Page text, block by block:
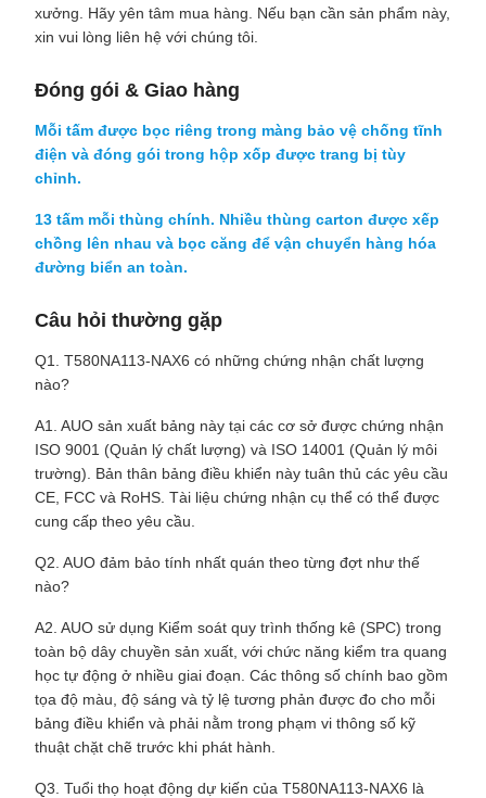
xưởng. Hãy yên tâm mua hàng. Nếu bạn cần sản phẩm này,
xin vui lòng liên hệ với chúng tôi.
Đóng gói & Giao hàng
Mỗi tấm được bọc riêng trong màng bảo vệ chống tĩnh
điện và đóng gói trong hộp xốp được trang bị tùy
chỉnh.
13 tấm mỗi thùng chính. Nhiều thùng carton được xếp
chồng lên nhau và bọc căng để vận chuyển hàng hóa
đường biển an toàn.
Câu hỏi thường gặp
Q1. T580NA113-NAX6 có những chứng nhận chất lượng
nào?
A1. AUO sản xuất bảng này tại các cơ sở được chứng nhận
ISO 9001 (Quản lý chất lượng) và ISO 14001 (Quản lý môi
trường). Bản thân bảng điều khiển này tuân thủ các yêu cầu
CE, FCC và RoHS. Tài liệu chứng nhận cụ thể có thể được
cung cấp theo yêu cầu.
Q2. AUO đảm bảo tính nhất quán theo từng đợt như thế
nào?
A2. AUO sử dụng Kiểm soát quy trình thống kê (SPC) trong
toàn bộ dây chuyền sản xuất, với chức năng kiểm tra quang
học tự động ở nhiều giai đoạn. Các thông số chính bao gồm
tọa độ màu, độ sáng và tỷ lệ tương phản được đo cho mỗi
bảng điều khiển và phải nằm trong phạm vi thông số kỹ
thuật chặt chẽ trước khi phát hành.
Q3. Tuổi thọ hoạt động dự kiến ​​của T580NA113-NAX6 là